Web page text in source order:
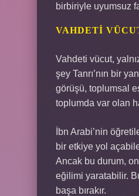
birbiriyle uyumsuz
VAHDETI
Vahdeti vücut,
şey Tanrı’nın bir
görüşü, toplumsal
toplumda var olan
İbn Arabi’nin
bir etkiye yol
Ancak bu durum,
eğilimi yaratabilir.
başa bırakır.